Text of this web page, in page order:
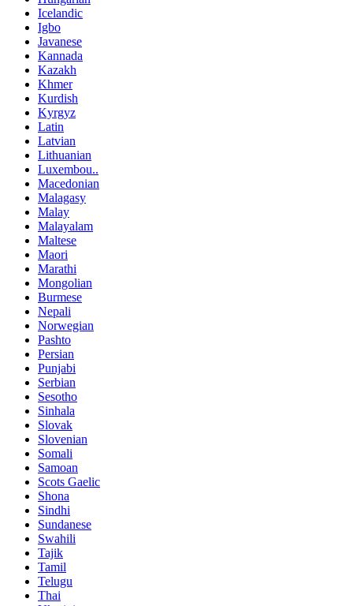
Icelandic
Igbo
Javanese
Kannada
Kazakh
Khmer
Kurdish
Kyrgyz
Latin
Latvian
Lithuanian
Luxembou..
Macedonian
Malagasy
Malay
Malayalam
Maltese
Maori
Marathi
Mongolian
Burmese
Nepali
Norwegian
Pashto
Persian
Punjabi
Serbian
Sesotho
Sinhala
Slovak
Slovenian
Somali
Samoan
Scots Gaelic
Shona
Sindhi
Sundanese
Swahili
Tajik
Tamil
Telugu
Thai